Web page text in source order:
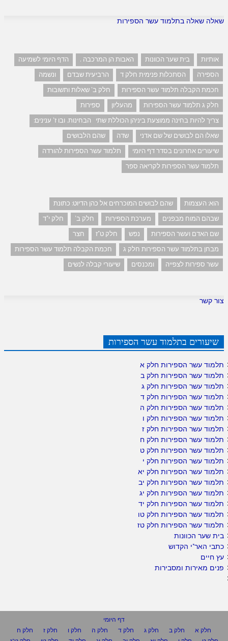
שאלה שאלה בתלמוד עשר הספירות
אותיות בית שער הכוונות האבות הן המרכבה .
הדף היומי לשמיעה
הספירה
הסתכלות פנימית חלק ד הרביעית שבדם
ונשמה
חכמת הקבלה תלמוד עשר הספירות
חלק ב' שאלות ותשובות
חלק ג תלמוד עשר הספירות
מהעליון
ספירות
צריך להיות בחינה ממוצעת ביניהן הכוללת שתי הבחינות. ובו ז' ענינים:
שאלו הם לבושים של שם אדני
שדה
שהם הלבושים
שיעורים אחרונים בסדר דף היומי
תלמוד עשר הספירות להורדה
תלמוד עשר הספירות לקריאה ספר
הוא: העצמות
שהם לבושים המוכרחים אל כהן הדיוט: כתונת
שבהם המוח מבפנים
מערכת הספירות חלק ב'
חלק י"ד
שם האדם ועשר הספירות
נפש חלק ט"ז
חצר
מבחן בתלמוד עשר הספירות חלק ג
חכמת הקבלה תלמוד עשר הספירות
עשר ספירות לצפייה
ומכנסים שיעורי קבלה לנשים
צור קשר
שיעורים בתלמוד עשר הספירות
תלמוד עשר הספירות חלק א
תלמוד עשר הספירות חלק ב
תלמוד עשר הספירות חלק ג
תלמוד עשר הספירות חלק ד
תלמוד עשר הספירות חלק ה
תלמוד עשר הספירות חלק ו
תלמוד עשר הספירות חלק ז
תלמוד עשר הספירות חלק ח
תלמוד עשר הספירות חלק ט
תלמוד עשר הספירות חלק י
תלמוד עשר הספירות חלק יא
תלמוד עשר הספירות חלק יב
תלמוד עשר הספירות חלק יג
תלמוד עשר הספירות חלק יד
תלמוד עשר הספירות חלק טו
תלמוד עשר הספירות חלק טז
בית שער הכוונות
כתבי האר"י הקדוש
עץ חיים
פנים מאירות ומסבירות
דף היומי
חלק א
חלק ב חלק ג חלק ד חלק ה חלק ו חלק ז
חלק ח